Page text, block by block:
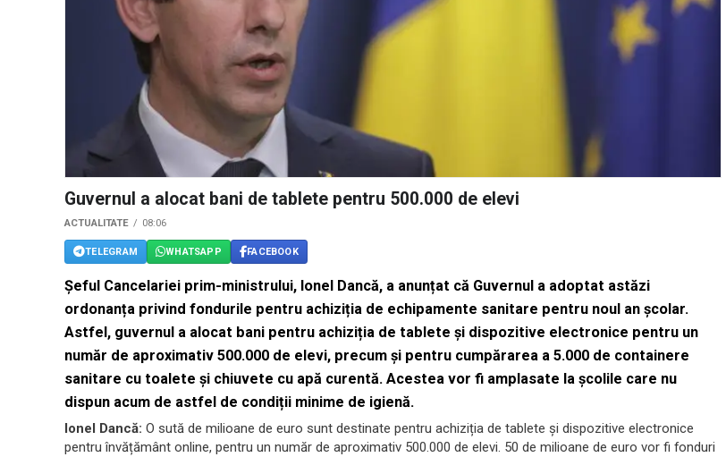
Guvernul a alocat bani de tablete pentru 500.000 de elevi
ACTUALITATE 08:06
TELEGRAM WHATSAPP FACEBOOK
Şeful Cancelariei prim-ministrului, Ionel Dancă, a anunțat că Guvernul a adoptat astăzi
ordonanța privind fondurile pentru achiziția de echipamente sanitare pentru noul an școlar.
Astfel, guvernul a alocat bani pentru achiziția de tablete și dispozitive electronice pentru un
număr de aproximativ 500.000 de elevi, precum și pentru cumpărarea a 5.000 de containere
sanitare cu toalete și chiuvete cu apă curentă. Acestea vor fi amplasate la școlile care nu
dispun acum de astfel de condiții minime de igienă.
Ionel Dancă: O sută de milioane de euro sunt destinate pentru achiziția de tablete și dispozitive electronice
pentru învățământ online, pentru un număr de aproximativ 500.000 de elevi. 50 de milioane de euro vor fi fonduri